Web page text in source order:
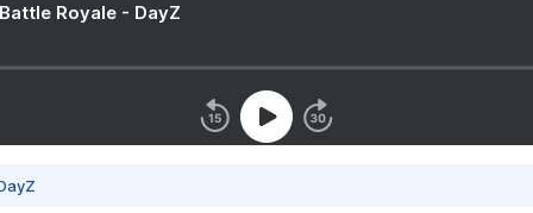
Royale - DayZ